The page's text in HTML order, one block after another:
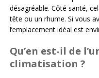
désagréable. Côté santé,
tête ou un rhume. Si vous
l’emplacement idéal est
Qu’en est-il de
climatisation ?